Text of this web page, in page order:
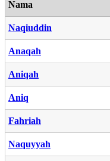
Nama
Naqiuddin
Anaqah
Aniqah
Aniq
Fahriah
Naquyyah